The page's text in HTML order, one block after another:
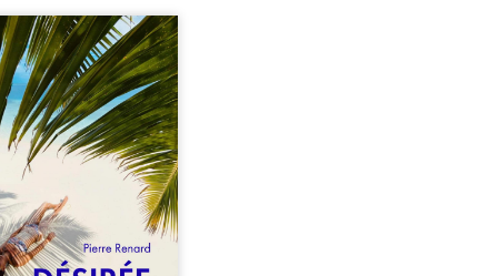
Pierre, jeune retraité,
qu’il est devenu une
femme métissée de
ans. À peine a-t-il
à apprivoiser ce
corps qu’Ange surgit
sa vie et fait vaciller
ses certitudes. Entre
est immédiate,
jusqu’à ce qu’un
familial fasse planer
: et s’ils étaient
demi-frère et ...